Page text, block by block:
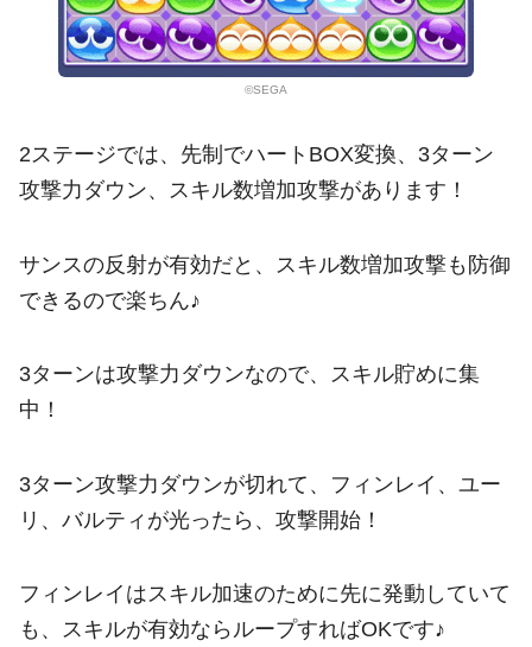
©SEGA
2ステージでは、先制でハートBOX変換、3ターン
攻撃力ダウン、スキル数増加攻撃があります！
サンスの反射が有効だと、スキル数増加攻撃も防御
できるので楽ちん♪
3ターンは攻撃力ダウンなので、スキル貯めに集
中！
3ターン攻撃力ダウンが切れて、フィンレイ、ユー
リ、バルティが光ったら、攻撃開始！
フィンレイはスキル加速のために先に発動していて
も、スキルが有効ならループすればOKです♪